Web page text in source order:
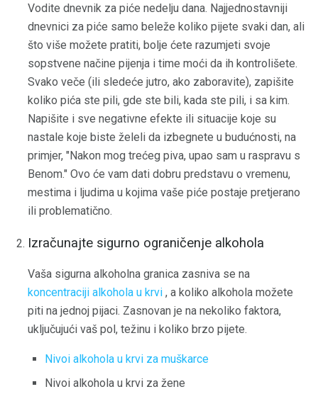
Vodite dnevnik za piće nedelju dana. Najjednostavniji
dnevnici za piće samo beleže koliko pijete svaki dan, ali
što više možete pratiti, bolje ćete razumjeti svoje
sopstvene načine pijenja i time moći da ih kontrolišete.
Svako veče (ili sledeće jutro, ako zaboravite), zapišite
koliko pića ste pili, gde ste bili, kada ste pili, i sa kim.
Napišite i sve negativne efekte ili situacije koje su
nastale koje biste želeli da izbegnete u budućnosti, na
primjer, "Nakon mog trećeg piva, upao sam u raspravu s
Benom." Ovo će vam dati dobru predstavu o vremenu,
mestima i ljudima u kojima vaše piće postaje pretjerano
ili problematično.
Izračunajte sigurno ograničenje alkohola
Vaša sigurna alkoholna granica zasniva se na
koncentraciji alkohola u krvi , a koliko alkohola možete
piti na jednoj pijaci. Zasnovan je na nekoliko faktora,
uključujući vaš pol, težinu i koliko brzo pijete.
Nivoi alkohola u krvi za muškarce
Nivoi alkohola u krvi za žene